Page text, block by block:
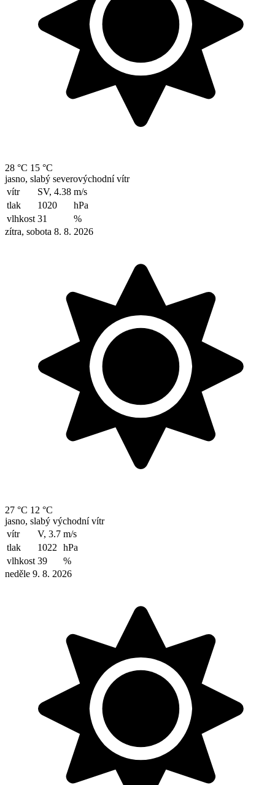
28 °C 15 °C
jasno, slabý severovýchodní vítr
vítr
SV, 4.38 m/s
tlak
1020
hPa
vlhkost 31
%
zítra, sobota 8. 8. 2026
27 °C 12 °C
jasno, slabý východní vítr
vítr
V, 3.7 m/s
tlak
1022 hPa
vlhkost 39
%
neděle 9. 8. 2026